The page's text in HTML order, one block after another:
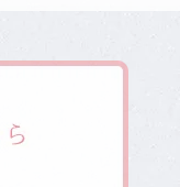
者様一人ひとりの症
ように専用の機器を導
と経験を活かし、練馬
駅前皮フ科までお気軽